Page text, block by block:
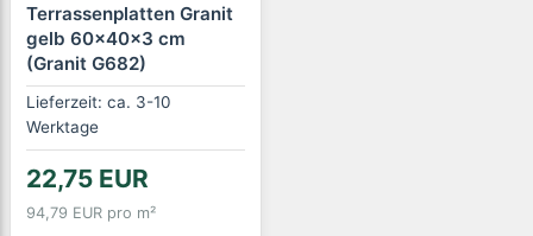
Terrassenplatten Granit
gelb 60x40x3 cm
(Granit G682)
Lieferzeit: ca. 3-10
Werktage
22,75 EUR
94,79 EUR pro m²